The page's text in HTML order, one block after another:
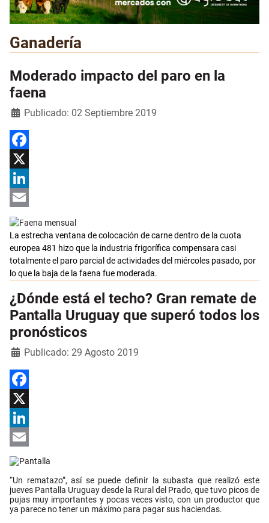
Ganadería
Moderado impacto del paro en la
faena
DetallesPublicado: 02 Septiembre 2019
Facebook
X
LinkedIn
Email
La estrecha ventana de colocación de carne dentro de la cuota
europea 481 hizo que la industria frigorífica compensara casi
totalmente el paro parcial de actividades del miércoles pasado, por
lo que la baja de la faena fue moderada.
¿Dónde está el techo? Gran remate de
Pantalla Uruguay que superó todos los
pronósticos
Detalles
Publicado: 29 Agosto 2019
Facebook
X
LinkedIn
Email
“Un rematazo”, así se puede definir la subasta que realizó este
jueves Pantalla Uruguay desde la Rural del Prado, que tuvo picos de
pujas muy importantes y pocas veces visto, con un productor que
ya parece no tener un máximo para pagar sus haciendas.